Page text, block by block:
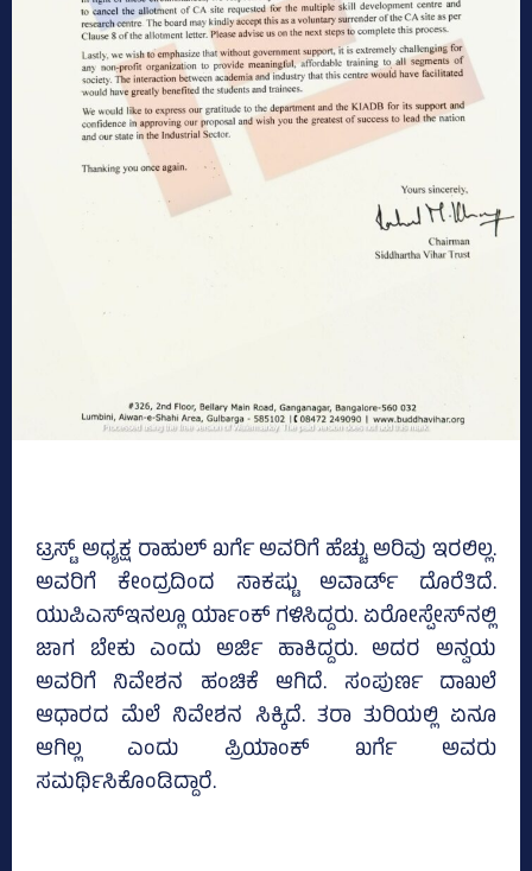
ಟ್ರಸ್ಟ್‌ ಅಧ್ಯಕ್ಷ ರಾಹುಲ್‌ ಖರ್ಗೆ ಅವರಿಗೆ ಹೆಚ್ಚು ಅರಿವು ಇರಲಿಲ್ಲ.
ಅವರಿಗೆ ಕೇಂದ್ರದಿಂದ ಸಾಕಷ್ಟು ಅವಾರ್ಡ್‌ ದೊರೆತಿದೆ.
ಯುಪಿಎಸ್‌ಇನಲ್ಲೂ ರ್ಯಾಂಕ್‌ ಗಳಿಸಿದ್ದರು. ಏರೋಸ್ಪೇಸ್‌ನಲ್ಲಿ
ಜಾಗ ಬೇಕು ಎಂದು ಅರ್ಜಿ ಹಾಕಿದ್ದರು. ಅದರ ಅನ್ವಯ
ಅವರಿಗೆ ನಿವೇಶನ ಹಂಚಿಕೆ ಆಗಿದೆ. ಸಂಪುರ್ಣ ದಾಖಲೆ
ಆಧಾರದ ಮೆಲೆ ನಿವೇಶನ ಸಿಕ್ಕಿದೆ. ತರಾ ತುರಿಯಲ್ಲಿ ಏನೂ
ಆಗಿಲ್ಲ ಎಂದು ಪ್ರಿಯಾಂಕ್‌ ಖರ್ಗೆ ಅವರು
ಸಮರ್ಥಿಸಿಕೊಂಡಿದ್ದಾರೆ.